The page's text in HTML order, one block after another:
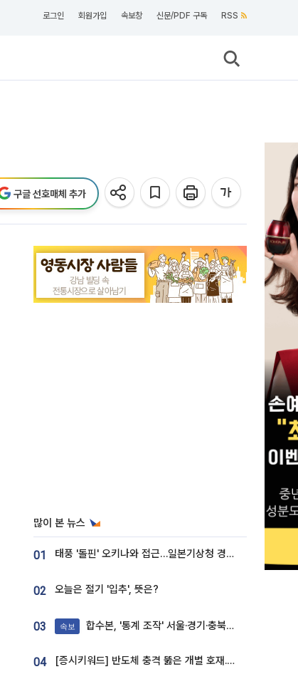
로그인 회원가입 속보창 신문/PDF 구독 RSS
구글 선호매체 추가
많이 본 뉴스
01 태풍 '돌핀' 오키나와 접근…일본기상청 경로 업데이트
02 오늘은 절기 '입추', 뜻은?
03 속보 합수본, '통계 조작' 서울·경기·충북 선관위 등 추가 압수수색
04 [증시키워드] 반도체 충격 뚫은 개별 호재...포스코퓨처엠·에코프로·한화솔루션 '눈길'